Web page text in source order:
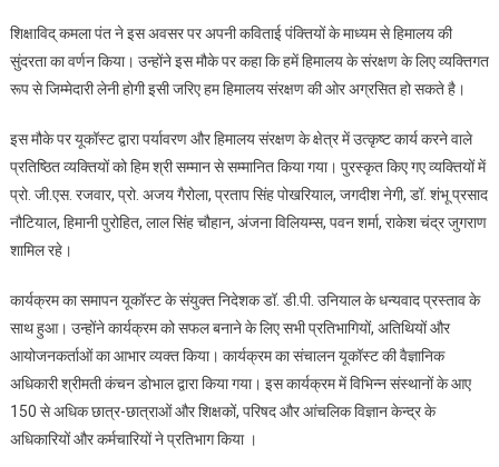
शिक्षाविद् कमला पंत ने इस अवसर पर अपनी कविताई पंक्तियों के माध्यम से हिमालय की
सुंदरता का वर्णन किया। उन्होंने इस मौके पर कहा कि हमें हिमालय के संरक्षण के लिए व्यक्तिगत
रूप से जिम्मेदारी लेनी होगी इसी जरिए हम हिमालय संरक्षण की ओर अग्रसित हो सकते है।
इस मौके पर यूकॉस्ट द्वारा पर्यावरण और हिमालय संरक्षण के क्षेत्र में उत्कृष्ट कार्य करने वाले
प्रतिष्ठित व्यक्तियों को हिम श्री सम्मान से सम्मानित किया गया। पुरस्कृत किए गए व्यक्तियों में
प्रो. जी.एस. रजवार, प्रो. अजय गैरोला, प्रताप सिंह पोखरियाल, जगदीश नेगी, डॉ. शंभू प्रसाद
नौटियाल, हिमानी पुरोहित, लाल सिंह चौहान, अंजना विलियम्स, पवन शर्मा, राकेश चंद्र जुगराण
शामिल रहे।
कार्यक्रम का समापन यूकॉस्ट के संयुक्त निदेशक डॉ. डी.पी. उनियाल के धन्यवाद प्रस्ताव के
साथ हुआ। उन्होंने कार्यक्रम को सफल बनाने के लिए सभी प्रतिभागियों, अतिथियों और
आयोजनकर्ताओं का आभार व्यक्त किया। कार्यक्रम का संचालन यूकॉस्ट की वैज्ञानिक
अधिकारी श्रीमती कंचन डोभाल द्वारा किया गया। इस कार्यक्रम में विभिन्न संस्थानों के आए
150 से अधिक छात्र-छात्राओं और शिक्षकों, परिषद और आंचलिक विज्ञान केन्द्र के
अधिकारियों और कर्मचारियों ने प्रतिभाग किया ।